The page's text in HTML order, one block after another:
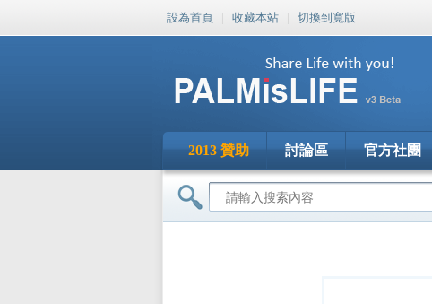
設為首頁 | 收藏本站 | 切換到寬版
2013 贊助 討論區 官方社團